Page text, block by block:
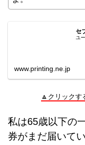
セ
ユ
www.printing.ne.jp
🔼クリックす
私は65歳以下の
券がまだ届いて